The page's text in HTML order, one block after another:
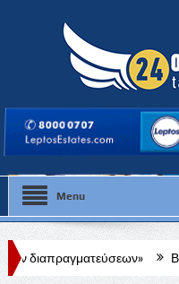
Menu
Β. Πάλμας για το